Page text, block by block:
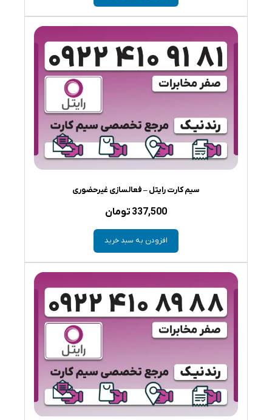
سیم کارت رایتل – فعالسازی غیرحضوری
337,500 تومان
افزودن به سبد خرید